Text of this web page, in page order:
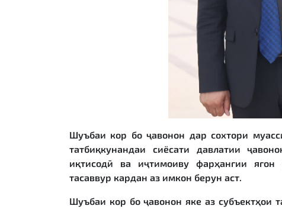
Шуъбаи кор бо ҷавонон дар сохтори
татбиқкунандаи сиёсати давлатии
иқтисодӣ ва иҷтимоиву фарҳангии
тасаввур кардан аз имкон берун аст.
Шуъбаи кор бо ҷавонон яке аз субъектҳои